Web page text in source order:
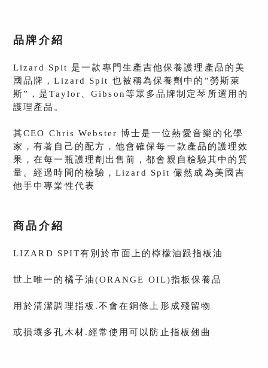
品牌介紹
Lizard Spit 是一款專門生產吉他保養護理產品的美
國品牌，Lizard Spit 也被稱為保養劑中的”勞斯萊
斯”，是Taylor、Gibson等眾多品牌制定琴所選用的
護理產品。
其CEO Chris Webster 博士是一位熱愛音樂的化學
家，有著自己的配方，他會確保每一款產品的護理效
果，在每一瓶護理劑出售前，都會親自檢驗其中的質
量。經過時間的檢驗，Lizard Spit 儼然成為美國吉
他手中專業性代表
商品介紹
LIZARD SPIT有別於市面上的檸檬油跟指板油
世上唯一的橘子油(ORANGE OIL)指板保養品
用於清潔調理指板.不會在銅條上形成殘留物
或損壞多孔木材.經常使用可以防止指板翹曲